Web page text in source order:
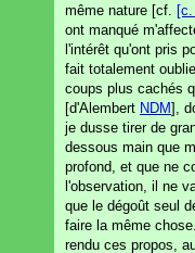
même nature [cf.
ont manqué
l'intérêt qu'ont pris
fait totalement
coups plus cachés
[d'Alembert NDM],
je dusse tirer de
dessous main que
profond, et que ne
l'observation, il ne
que le dégoût seul
faire la même
rendu ces propos,